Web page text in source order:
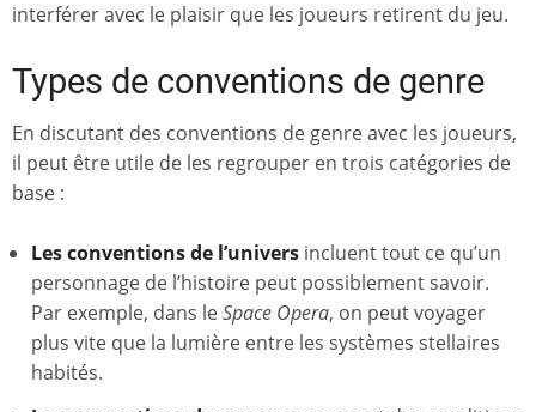
interférer avec le plaisir que les joueurs retirent du jeu.
Types de conventions de genre
En discutant des conventions de genre avec les joueurs,
il peut être utile de les regrouper en trois catégories de
base :
Les conventions de l’univers incluent tout ce qu’un
personnage de l’histoire peut possiblement savoir.
Par exemple, dans leSpace Opera, on peut voyager
plus vite que la lumière entre les systèmes stellaires
habités.